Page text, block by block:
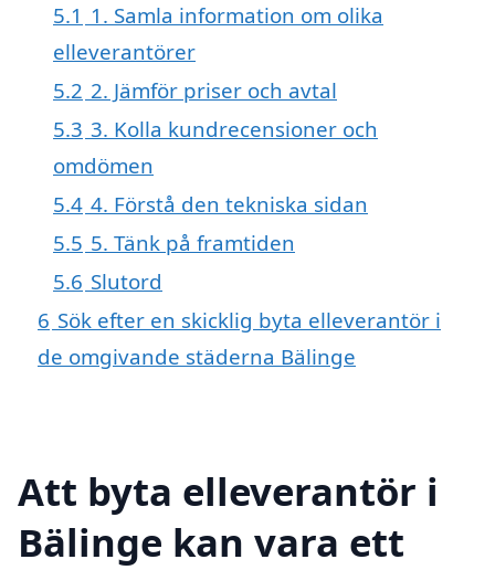
5.1 1. Samla information om olika
elleverantörer
5.2 2. Jämför priser och avtal
5.3 3. Kolla kundrecensioner och
omdömen
5.4 4. Förstå den tekniska sidan
5.5 5. Tänk på framtiden
5.6 Slutord
6 Sök efter en skicklig byta elleverantör i
de omgivande städerna Bälinge
Att byta elleverantör i
Bälinge kan vara ett